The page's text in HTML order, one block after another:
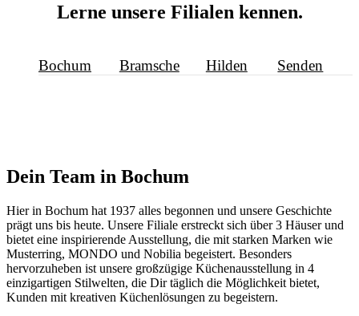
Lerne unsere Filialen kennen.
Bochum Bramsche Hilden Senden
Dein Team in Bochum
Hier in Bochum hat 1937 alles begonnen und unsere Geschichte
prägt uns bis heute. Unsere Filiale erstreckt sich über 3 Häuser und
bietet eine inspirierende Ausstellung, die mit starken Marken wie
Musterring, MONDO und Nobilia begeistert. Besonders
hervorzuheben ist unsere großzügige Küchenausstellung in 4
einzigartigen Stilwelten, die Dir täglich die Möglichkeit bietet,
Kunden mit kreativen Küchenlösungen zu begeistern.